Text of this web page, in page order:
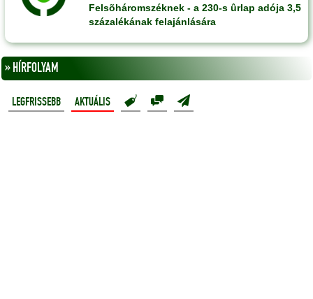
Felsõháromszéknek - a 230-s ûrlap adója 3,5
százalékának felajánlására
» HÍRFOLYAM
LEGFRISSEBB AKTUÁLIS